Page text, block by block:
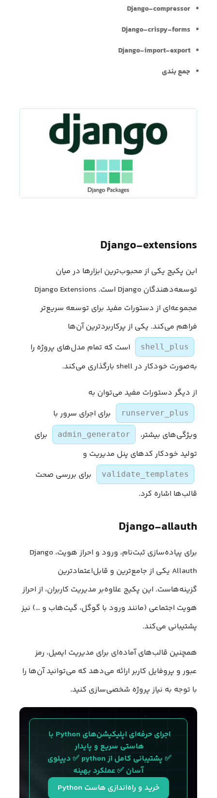
Django-compressor
Django-crispy-forms
Django-import-export
جمع بندی
Django-extensions
این پکیج یکی از محبوب‌ترین ابزارها در میان
توسعه‌دهندگان Django است. Django Extensions
مجموعه‌ای از دستورات مفید برای توسعه سریع‌تر
فراهم می‌کند. یکی از پرکاربردترین آن‌ها
shell_plus
است که تمام مدل‌های پروژه را
به‌صورت خودکار در shell بارگذاری می‌کند.
از دیگر دستورات مفید می‌توان به
runserver_plus
برای اجرای سرور با
ویژگی‌های بیشتر،
admin_generator
برای
تولید خودکار کدهای پنل مدیریت و
validate_templates
برای بررسی صحت
قالب‌ها اشاره کرد.
Django-allauth
برای پیاده‌سازی ثبت‌نام، ورود و احراز هویت، Django
Allauth یکی از جامع‌ترین و قابل‌اعتمادترین
گزینه‌هاست. این پکیج علاوه‌بر مدیریت کاربران، از احراز
هویت اجتماعی (مانند ورود با گوگل، گیت‌هاب و …) نیز
پشتیبانی می‌کند.
همچنین قالب‌های آماده‌ای برای مدیریت ایمیل، رمز
عبور و پروفایل کاربر ارائه می‌دهد که می‌توانید آن‌ها را
با توجه به نیاز پروژه شخصی‌سازی کنید.
اجرای حرفه‌ای اپلیکیشن‌های Python با
هاستی سریع و پایدار
✅ پشتیبانی کامل از python ✅ دیپلوی
آسان ✅ عملکرد بهینه
خرید و راه‌اندازی هاست Python